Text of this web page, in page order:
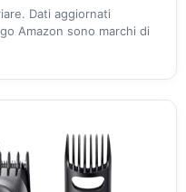
Dati aggiornati
Amazon sono marchi di